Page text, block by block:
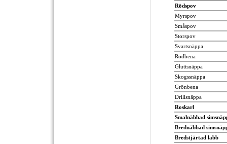
Rödspov
Myrspov
Småspov
Storspov
Svartsnäppa
Rödbena
Gluttsnäppa
Skogssnäppa
Grönbena
Drillsnäppa
Roskarl
Smalnäbbad
Brednäbbad
Bredstjärtad labb